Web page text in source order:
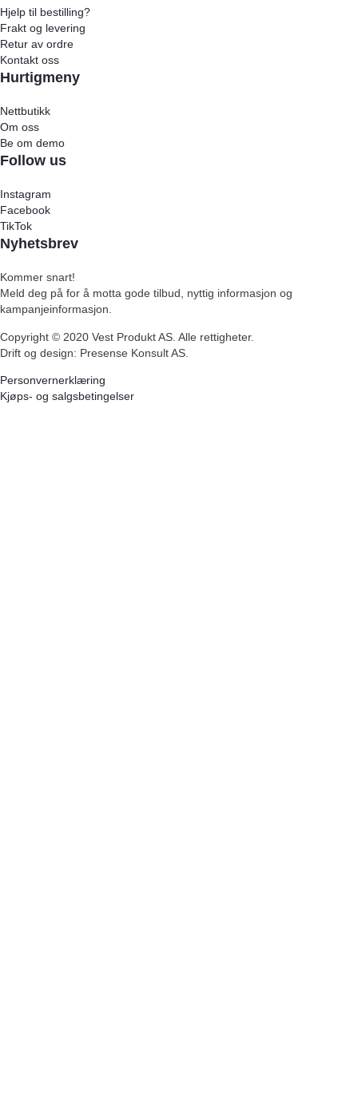
Hjelp til bestilling?
Frakt og levering
Retur av ordre
Kontakt oss
Hurtigmeny
Nettbutikk
Om oss
Be om demo
Follow us
Instagram
Facebook
TikTok
Nyhetsbrev
Kommer snart!
Meld deg på for å motta gode tilbud, nyttig informasjon og
kampanjeinformasjon.
Copyright © 2020 Vest Produkt AS. Alle rettigheter.
Drift og design: Presense Konsult AS.
Personvernerklæring
Kjøps- og salgsbetingelser